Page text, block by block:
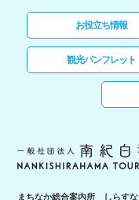
お役立ち情報
観光パンフレット
まちなか総合案内所 しらすな